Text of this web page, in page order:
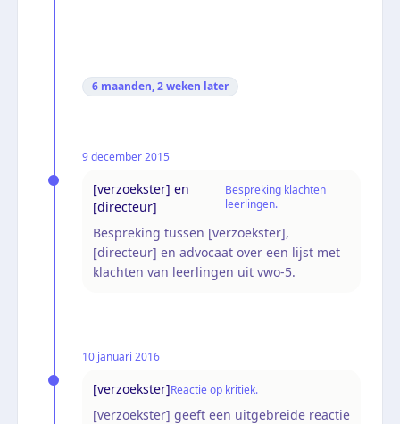
6 maanden, 2 weken later
9 december 2015
[verzoekster] en
[directeur]
Bespreking klachten
leerlingen.
Bespreking tussen [verzoekster],
[directeur] en advocaat over een lijst met
klachten van leerlingen uit vwo-5.
10 januari 2016
[verzoekster]Reactie op kritiek.
[verzoekster] geeft een uitgebreide reactie